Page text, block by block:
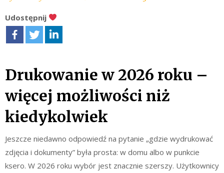
Udostępnij
Drukowanie w 2026 roku –
więcej możliwości niż
kiedykolwiek
Jeszcze niedawno odpowiedź na pytanie „gdzie wydrukować
zdjęcia i dokumenty” była prosta: w domu albo w punkcie
ksero. W 2026 roku wybór jest znacznie szerszy. Użytkownicy